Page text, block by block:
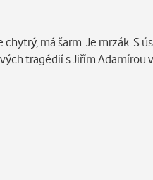
chytrý, má šarm. Je mrzák.
tragédií s Jiřím Adamírou